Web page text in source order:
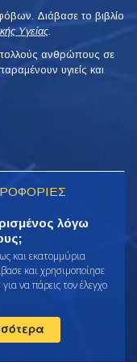
Διάβασε το βιβλίο
Υγείας.
ανθρώπους σε
υγιείς και
λόγω
και εκατομμύρια
και χρησιμοποίησε
για να πάρεις τον έλεγχο